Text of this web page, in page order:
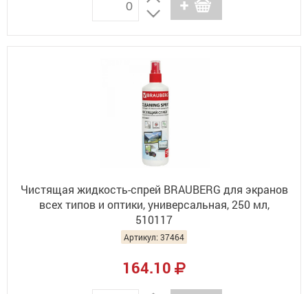
Чистящая жидкость-спрей BRAUBERG для экранов
всех типов и оптики, универсальная, 250 мл,
510117
Артикул: 37464
164.10